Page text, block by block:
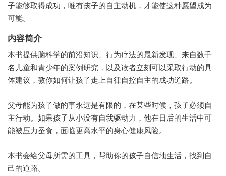
子能够取得成功，唯有孩子的自主动机，才能使这种愿望成为
可能。
内容简介
本书提供脑科学的前沿知识、行为疗法的最新发现、来自数千
名儿童和青少年的案例研究，以及读者立刻可以采取行动的具
体建议，教你如何让孩子走上自律自控自主的成功道路。
父母能为孩子做的事永远是有限的，在某些时候，孩子必须自
主行动。如果孩子从小没有自我驱动力，他在日后的生活中可
能被压力蚕食，面临更高水平的身心健康风险。
本书会给父母所需的工具，帮助你的孩子自信地生活，找到自
己的道路。